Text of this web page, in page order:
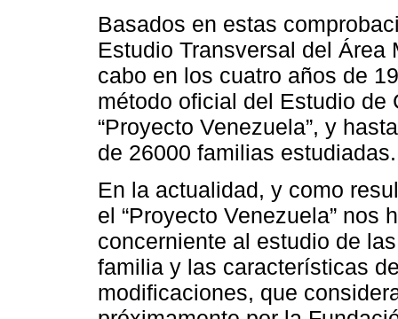
Basados en estas
Estudio Transversal del
cabo en los cuatro años de
método oficial del Estudio de
“Proyecto Venezuela”, y
de 26000 familias estudiadas.
En la actualidad, y como
el “Proyecto Venezuela” nos
concerniente al estudio de
familia y las características
modificaciones, que